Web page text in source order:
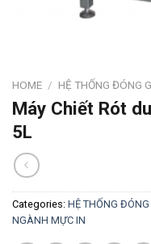
HOME / HỆ THỐNG ĐÓNG
Máy Chiết Rót
5L
Categories: HỆ THỐNG ĐÓNG
NGÀNH MỰC IN